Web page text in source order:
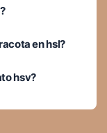
en hsl?
hsv?